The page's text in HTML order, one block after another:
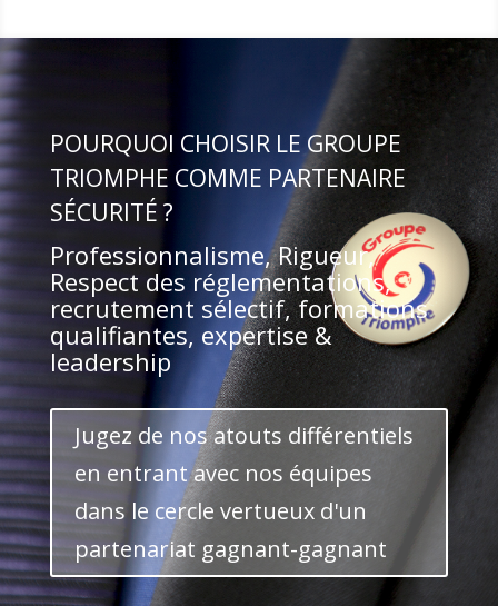
POURQUOI CHOISIR LE GROUPE
TRIOMPHE COMME PARTENAIRE
SÉCURITÉ ?
Professionnalisme, Rigueur,
Respect des réglementations,
recrutement sélectif, formations
qualifiantes, expertise &
leadership
Jugez de nos atouts différentiels
en entrant avec nos équipes
dans le cercle vertueux d'un
partenariat gagnant-gagnant